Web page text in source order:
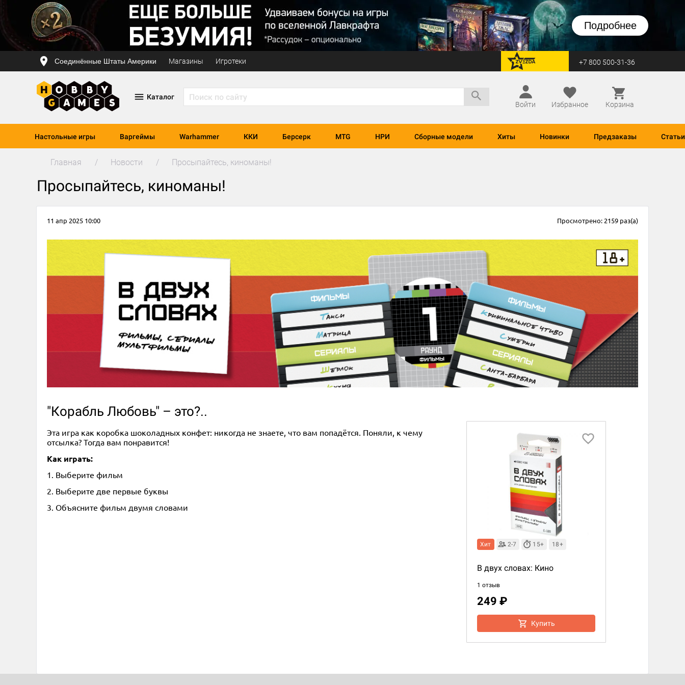
Подробнее
Соединённые Штаты Америки Магазины Игротеки перейти на Zvezda +7 800 500-31-36
Каталог
Войти
Избранное Корзина
Настольные игры Варгеймы Warhammer ККИ Берсерк MTG НРИ Сборные модели Хиты Новинки Предзаказы Статьи
Главная Новости Просыпайтесь, киноманы!
Просыпайтесь, киноманы!
11 апр 2025 10:00 Просмотрено: 2159 раз(а)
"Корабль Любовь" – это?..
Эта игра как коробка шоколадных конфет: никогда не знаете, что вам попадётся. Поняли, к чему
отсылка? Тогда вам понравится!
Как играть:
1. Выберите фильм
2. Выберите две первые буквы
3. Объясните фильм двумя словами
Хит 2-7 15+ 18+
В двух словах: Кино
1 отзыв
249 ₽
Купить